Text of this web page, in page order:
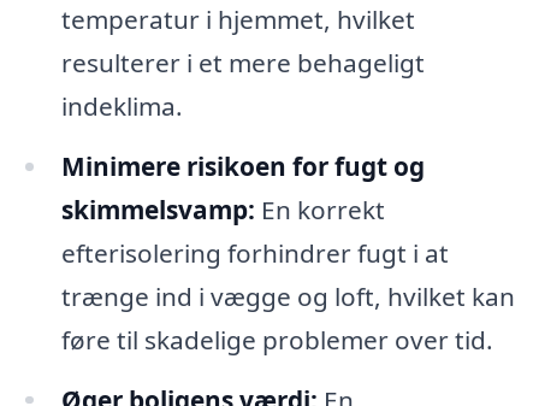
temperatur i hjemmet, hvilket
resulterer i et mere behageligt
indeklima.
Minimere risikoen for fugt og
skimmelsvamp: En korrekt
efterisolering forhindrer fugt i at
trænge ind i vægge og loft, hvilket kan
føre til skadelige problemer over tid.